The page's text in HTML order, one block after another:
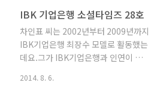
차’ 운영'참! 좋은 은행'이라는 슬로건
을 내건 기업은행은 독거노인 등 소외
계층 지원을 위한 사회공헌 사업에 앞
장서고 있다. IBK기업은행은 지난해에
IBK 기업은행 소셜타임즈 28호
차인표 씨는 2002년부터 2009년까지
IBK기업은행 최장수 모델로 활동했는
데요.그가 IBK기업은행과 인연이 맺어
"나는 당신을 작년보다 올해 더 사랑합
2014. 8. 6.